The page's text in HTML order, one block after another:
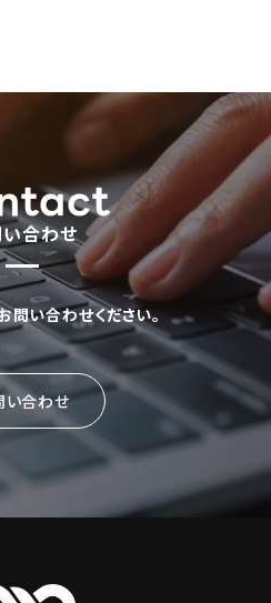
合わせ
問い合わせください。
い合わせ